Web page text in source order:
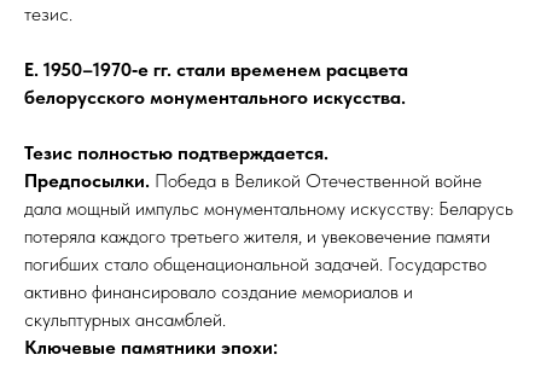
тезис.​
Е. 1950–1970‑е гг. стали временем расцвета
белорусского монументального искусства.
Тезис полностью подтверждается.
Предпосылки. Победа в Великой Отечественной войне
дала мощный импульс монументальному искусству: Беларусь
потеряла каждого третьего жителя, и увековечение памяти
погибших стало общенациональной задачей. Государство
активно финансировало создание мемориалов и
скульптурных ансамблей.
Ключевые памятники эпохи: